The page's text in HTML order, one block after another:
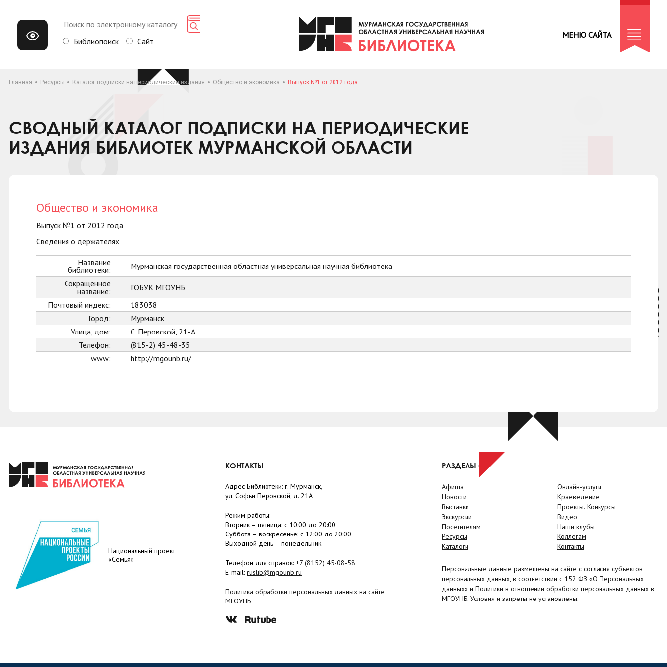
Библиопоиск Сайт
МЕНЮ САЙТА
Главная Ресурсы Каталог подписки на периодические издания Общество и экономика Выпуск №1 от 2012 года
СВОДНЫЙ КАТАЛОГ ПОДПИСКИ НА ПЕРИОДИЧЕСКИЕ
ИЗДАНИЯ БИБЛИОТЕК МУРМАНСКОЙ ОБЛАСТИ
Общество и экономика
Выпуск №1 от 2012 года
Сведения о держателях
Название
библиотеки:
Мурманская государственная областная универсальная научная библиотека
Сокращенное
название:
ГОБУК МГОУНБ
Почтовый индекс:
183038
Город:
Мурманск
Улица, дом:
С. Перовской, 21-А
Телефон:
(815-2) 45-48-35
www:
http://mgounb.ru/
Национальный проект
«Семья»
КОНТАКТЫ
Адрес Библиотеки: г. Мурманск,
ул. Софьи Перовской, д. 21А
Режим работы:
Вторник – пятница: с 10:00 до 20:00
Суббота – воскресенье: c 12:00 до 20:00
Выходной день – понедельник
Телефон для справок: +7 (8152) 45-08-58
E-mail: ruslib@mgounb.ru
Политика обработки персональных данных на сайте
МГОУНБ
РАЗДЕЛЫ САЙТА
Афиша
Новости
Выставки
Экскурсии
Посетителям
Ресурсы
Каталоги
Онлайн-услуги
Краеведение
Проекты. Конкурсы
Видео
Наши клубы
Коллегам
Контакты
Персональные данные размещены на сайте с согласия субъектов
персональных данных, в соответствии с 152 ФЗ «О Персональных
данных» и Политики в отношении обработки персональных данных в
МГОУНБ. Условия и запреты не установлены.